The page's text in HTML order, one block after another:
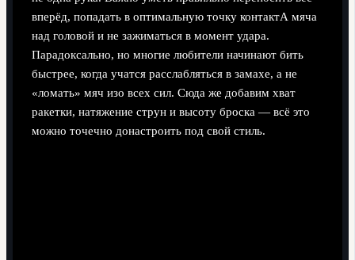
вперёд, попадать в оптимальную точку контактА мяча
над головой и не зажиматься в момент удара.
Парадоксально, но многие любители начинают бить
быстрее, когда учатся расслабляться в замахе, а не
«ломать» мяч изо всех сил. Сюда же добавим хват
ракетки, натяжение струн и высоту броска — всё это
можно точечно донастроить под свой стиль.